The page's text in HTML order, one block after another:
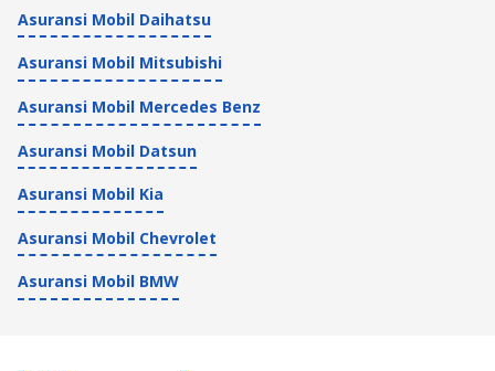
Asuransi Mobil Daihatsu
Asuransi Mobil Mitsubishi
Asuransi Mobil Mercedes Benz
Asuransi Mobil Datsun
Asuransi Mobil Kia
Asuransi Mobil Chevrolet
Asuransi Mobil BMW